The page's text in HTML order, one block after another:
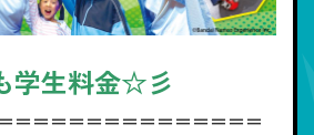
学生料金☆彡
＝＝＝＝＝＝＝＝＝＝＝＝＝＝